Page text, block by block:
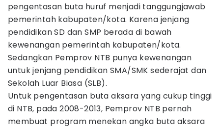
pengentasan buta huruf menjadi tanggungjawab
pemerintah kabupaten/kota. Karena jenjang
pendidikan SD dan SMP berada di bawah
kewenangan pemerintah kabupaten/kota.
Sedangkan Pemprov NTB punya kewenangan
untuk jenjang pendidikan SMA/SMK sederajat dan
Sekolah Luar Biasa (SLB).
Untuk pengentasan buta aksara yang cukup tinggi
di NTB, pada 2008-2013, Pemprov NTB pernah
membuat program menekan angka buta aksara